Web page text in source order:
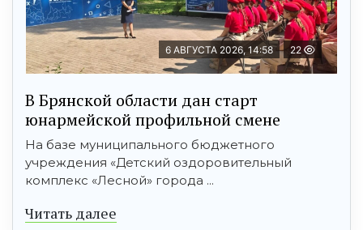
6 АВГУСТА 2026, 14:58 22
В Брянской области дан старт
юнармейской профильной смене
На базе муниципального бюджетного
учреждения «Детский оздоровительный
комплекс «Лесной» города ...
Читать далее